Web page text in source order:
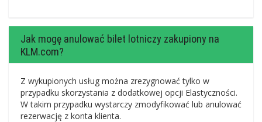
Jak mogę anulować bilet lotniczy zakupiony na
KLM.com?
Z wykupionych usług można zrezygnować tylko w
przypadku skorzystania z dodatkowej opcji Elastyczności.
W takim przypadku wystarczy zmodyfikować lub anulować
rezerwację z konta klienta.